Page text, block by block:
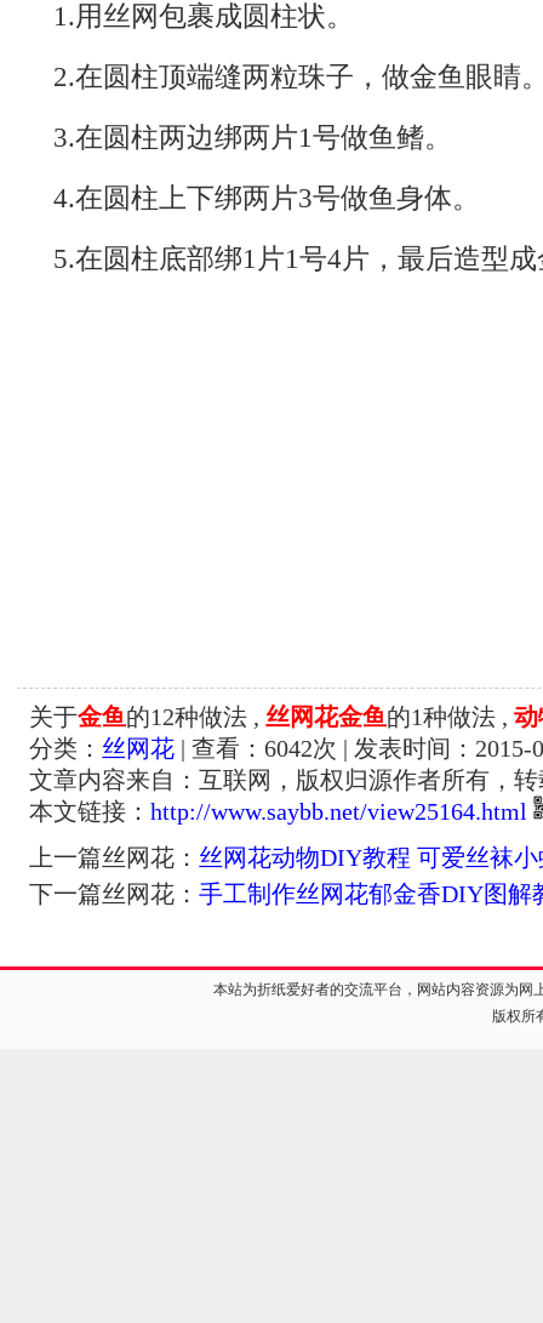
1.用丝网包裹成圆柱状。
2.在圆柱顶端缝两粒珠子，做金鱼眼睛
3.在圆柱两边绑两片1号做鱼鳍。
4.在圆柱上下绑两片3号做鱼身体。
5.在圆柱底部绑1片1号4片，最后造型
关于金鱼的12种做法 , 丝网花金鱼的1种做法 , 动
分类： 丝网花| 查看： 6042次 | 发表时间：2015-
文章内容来自：互联网，版权归源作者所有，
本文链接： http://www.saybb.net/view25164.html
上一篇丝网花： 丝网花动物DIY教程 可爱丝袜
下一篇丝网花： 手工制作丝网花郁金香DIY图解
本站为折纸爱好者的交流平台，网站内容资源为
版权所